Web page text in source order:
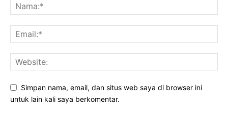
Simpan nama, email, dan situs web saya di browser ini
untuk lain kali saya berkomentar.